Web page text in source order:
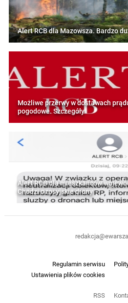
Alert RCB dla Mazowsza. Bardzo
Możliwe przerwy w dostawach
pogodowe. Szczegóły
Alert RCB dla mieszkańców
Chodzi o rosyjskie drony
Regulamin serwisu
Ustawienia plików cookies
RSS